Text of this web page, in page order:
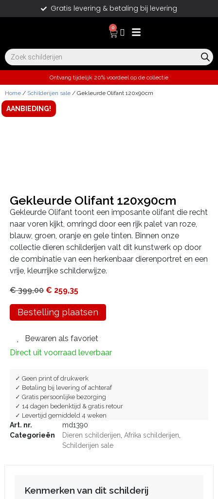
Gratis levering & betaling bij levering
0
Ontvang tijdelijk 20% voordeel op de collectie
Home / Schilderijen sale / Gekleurde Olifant 120x90cm
AANBIEDING!
Gekleurde Olifant 120x90cm
Gekleurde Olifant toont een imposante olifant die recht
naar voren kijkt, omringd door een rijk palet van roze,
blauw, groen, oranje en gele tinten. Binnen onze
collectie dieren schilderijen valt dit kunstwerk op door
de combinatie van een herkenbaar dierenportret en een
vrije, kleurrijke schilderwijze.
€399,00 € 259,35
Bestelling plaatsen
Bewaren als favoriet
Direct uit voorraad leverbaar
✓ Geen print of drukwerk
✓ Betaling bij levering of achteraf
✓ Gratis persoonlijke bezorging
✓ 14 dagen bedenktijd & gratis retour
✓ Levertijd gemiddeld 4 weken
Art. nr.
md1390
Categorieën
Dieren schilderijen Afrika schilderijen
Schilderijen sale
Kenmerken van dit schilderij